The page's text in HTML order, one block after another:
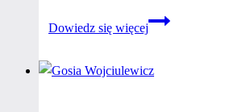
Dowiedz się więcej
Bożena